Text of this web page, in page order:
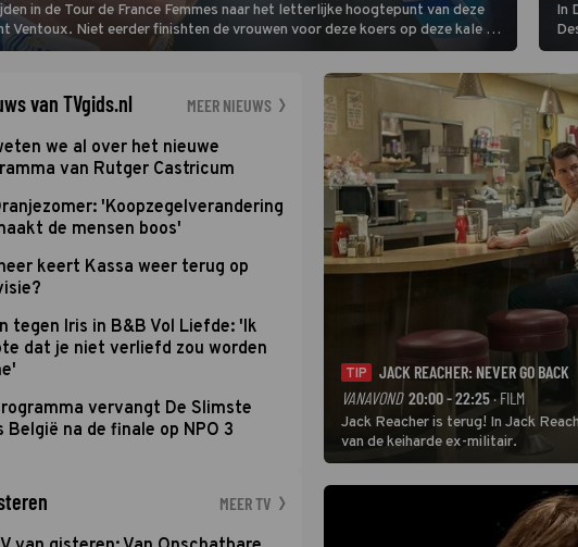
in de Tour de France Femmes naar het letterlijke hoogtepunt van deze
Ventoux. Niet eerder finishten de vrouwen voor deze koers op deze kale col
De aanloop naar de slotklim is vlak.
In
van TVgids.nl MEER NIEUWS
we al over het nieuwe
van Rutger Castricum
'Koopzegelverandering
de mensen boos'
keert Kassa weer terug op
tegen Iris in B&B Vol Liefde: 'Ik
dat je niet verliefd zou worden
vervangt De Slimste
België na de finale op NPO 3
MEER TV
TIP
JACK REACHER: NEVER GO BACK
VANAVOND 20:00 - 22:25· FILM
Jack Reacher is terug! In Jack
van de keiharde ex-militair.